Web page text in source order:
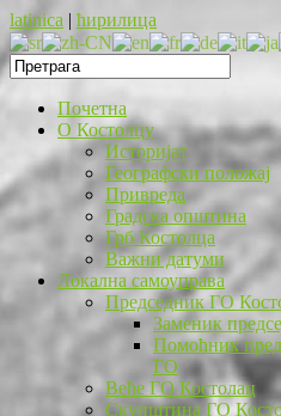
latinica | ћирилица
Почетна
O Костолцу
Историјат
Географски положај
Привреда
Градска општина
Грб Костолца
Важни датуми
Локална самоуправа
Председник ГО
Заменик
Помоћник
ГО
Веће ГО Костолац
Скупштина ГО